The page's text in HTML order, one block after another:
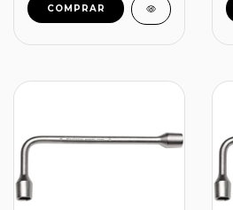
COMPRAR